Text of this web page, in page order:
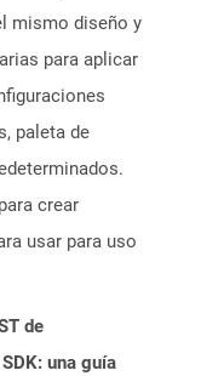
mismo diseño y
para aplicar
paleta de
crear
usar para uso
de
una guía